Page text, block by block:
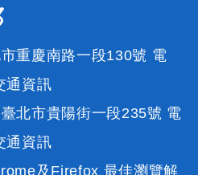
重慶南路一段130號 電
通資訊
北市貴陽街一段235號 電
通資訊
及Firefox 最佳瀏覽解